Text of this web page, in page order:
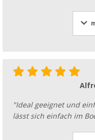
"Ideal geeignet und
lässt sich einfach im